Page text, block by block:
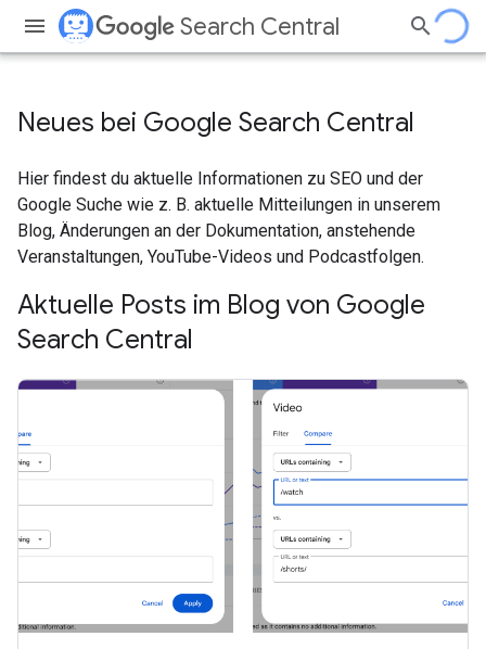
Search Central
Neues bei Google Search Central
Hier findest du aktuelle Informationen zu SEO und der
Google Suche wie z. B. aktuelle Mitteilungen in unserem
Blog, Änderungen an der Dokumentation, anstehende
Veranstaltungen, YouTube-Videos und Podcastfolgen.
Aktuelle Posts im Blog von Google
Search Central